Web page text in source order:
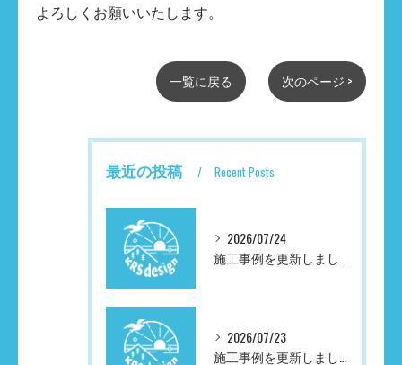
よろしくお願いいたします。
一覧に戻る 次のページ >
最近の投稿 Recent Posts
2026/07/24
2026/07/23